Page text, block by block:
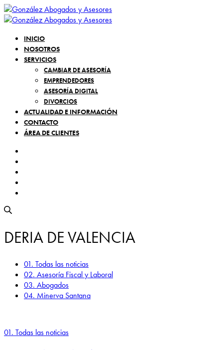
INICIO
NOSOTROS
SERVICIOS
CAMBIAR DE ASESORÍA
EMPRENDEDORES
ASESORÍA DIGITAL
DIVORCIOS
ACTUALIDAD E INFORMACIÓN
CONTACTO
ÁREA DE CLIENTES
DERIA DE VALENCIA
01. Todas las noticias
02. Asesoría Fiscal y Laboral
03. Abogados
04. Minerva Santana
01. Todas las noticias